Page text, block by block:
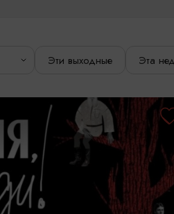
Эти выходные Эта